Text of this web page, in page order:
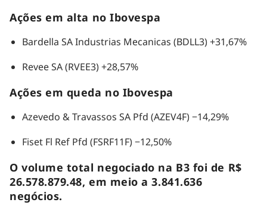
Ações em alta no Ibovespa
Bardella SA Industrias Mecanicas (BDLL3) +31,67%
Revee SA (RVEE3) +28,57%
Ações em queda no Ibovespa
Azevedo & Travassos SA Pfd (AZEV4F) −14,29%
Fiset Fl Ref Pfd (FSRF11F) −12,50%
O volume total negociado na B3 foi de R$
26.578.879.48, em meio a 3.841.636
negócios.